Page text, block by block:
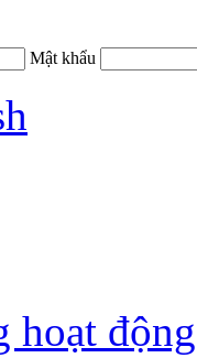
Mật khẩu
hoạt động